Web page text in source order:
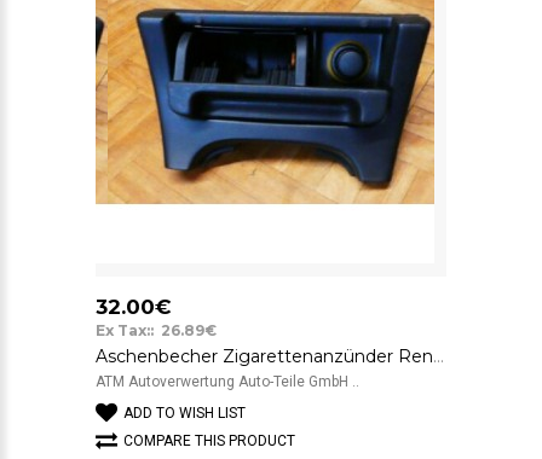
32.00€
Ex Tax:: 26.89€
Aschenbecher Zigarettenanzünder Renault Laguna I 7700822865
ATM Autoverwertung Auto-Teile GmbH ..
ADD TO WISH LIST
COMPARE THIS PRODUCT